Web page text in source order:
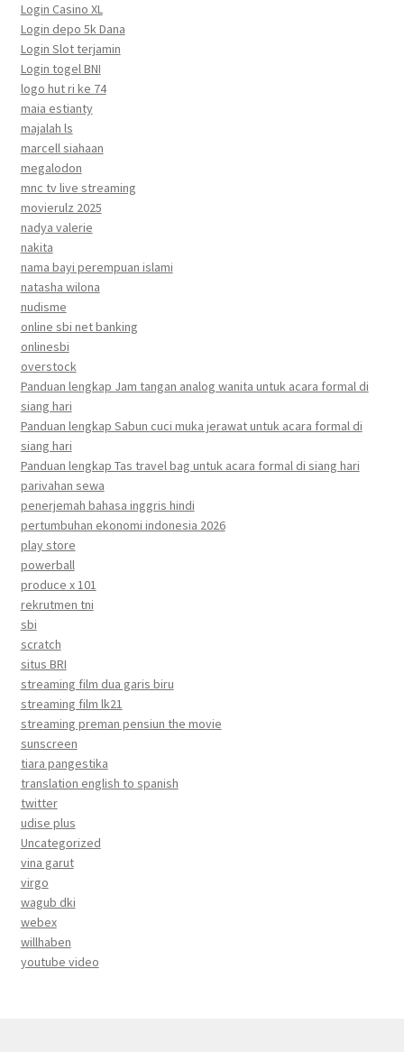
Login Casino XL
Login depo 5k Dana
Login Slot terjamin
Login togel BNI
logo hut ri ke 74
maia estianty
majalah ls
marcell siahaan
megalodon
mnc tv live streaming
movierulz 2025
nadya valerie
nakita
nama bayi perempuan islami
natasha wilona
nudisme
online sbi net banking
onlinesbi
overstock
Panduan lengkap Jam tangan analog wanita untuk acara formal di
siang hari
Panduan lengkap Sabun cuci muka jerawat untuk acara formal di
siang hari
Panduan lengkap Tas travel bag untuk acara formal di siang hari
parivahan sewa
penerjemah bahasa inggris hindi
pertumbuhan ekonomi indonesia 2026
play store
powerball
produce x 101
rekrutmen tni
sbi
scratch
situs BRI
streaming film dua garis biru
streaming film lk21
streaming preman pensiun the movie
sunscreen
tiara pangestika
translation english to spanish
twitter
udise plus
Uncategorized
vina garut
virgo
wagub dki
webex
willhaben
youtube video